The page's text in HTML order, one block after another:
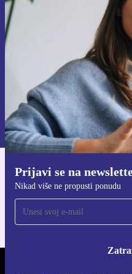
Prijavi se na
Nikad više ne propusti ponudu
Nikad više
Informacije o korištenju osobnih
Pravilima privatnosti.
Preuzmi
Za iOS i